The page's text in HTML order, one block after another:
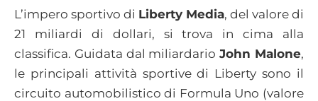
L’impero sportivo di Liberty Media, del valore di
21 miliardi di dollari, si trova in cima alla
classifica. Guidata dal miliardarioJohn Malone,
le principali attività sportive di Liberty sono il
circuito automobilistico di Formula Uno (valore